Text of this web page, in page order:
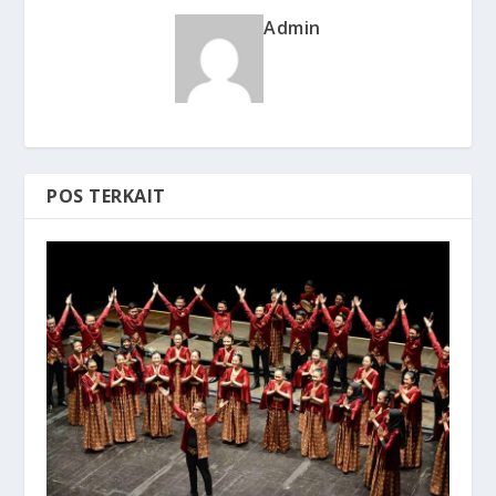
Admin
POS TERKAIT